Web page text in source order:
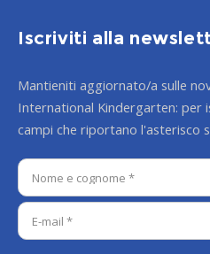
Iscriviti alla
Mantieniti aggiornato/a sulle
International Kindergarten: per
campi che riportano l'asterisco